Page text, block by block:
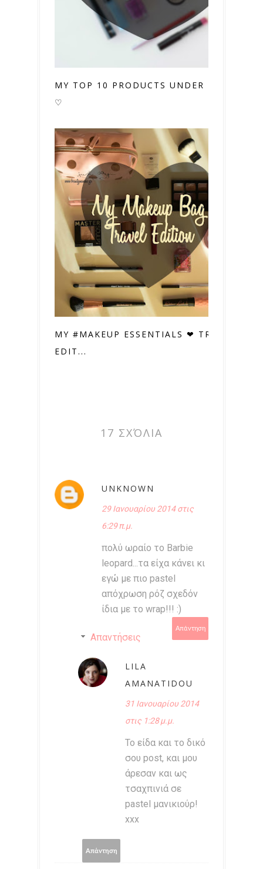
MY TOP 10 PRODUCTS UNDER 10€ #2
♡
MY #MAKEUP ESSENTIALS ❤ TRAVEL
EDIT...
17 ΣΧΌΛΙΑ
UNKNOWN
29 Ιανουαρίου 2014 στις
6:29 π.μ.
πολύ ωραίο το Barbie
leopard...τα είχα κάνει κι
εγώ με πιο pastel
απόχρωση ρόζ σχεδόν
ίδια με το wrap!!! :)
Απάντηση
Απαντήσεις
LILA
AMANATIDOU
31 Ιανουαρίου 2014
στις 1:28 μ.μ.
Το είδα και το δικό
σου post, και μου
άρεσαν και ως
τσαχπινιά σε
pastel μανικιούρ!
xxx
Απάντηση